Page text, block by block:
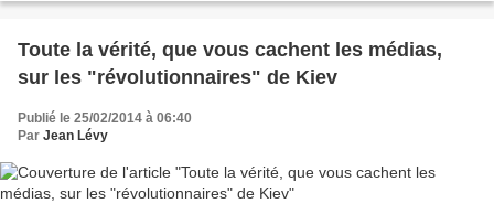
SOCIALISTES...
Toute la vérité, que vous cachent les médias,
sur les "révolutionnaires" de Kiev
Publié le 25/02/2014 à 06:40
Par Jean Lévy